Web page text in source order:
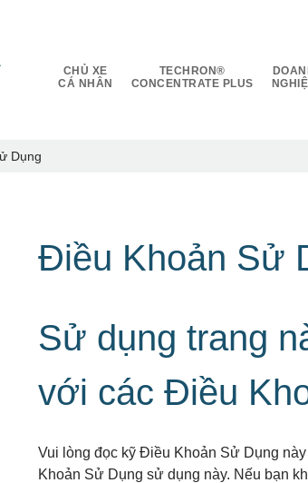
CHỦ XE
CÁ NHÂN
TECHRON®
CONCENTRATE PLUS
Dụng
Điều Khoản Sử
Sử dụng trang
với các Điều
Vui lòng đọc kỹ Điều Khoản Sử Dụng
Khoản Sử Dụng sử dụng này. Nếu bạn